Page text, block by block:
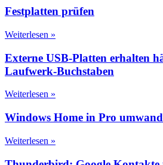
Festplatten prüfen
Weiterlesen »
Externe USB-Platten erhalten
Laufwerk-Buchstaben
Weiterlesen »
Windows Home in Pro
Weiterlesen »